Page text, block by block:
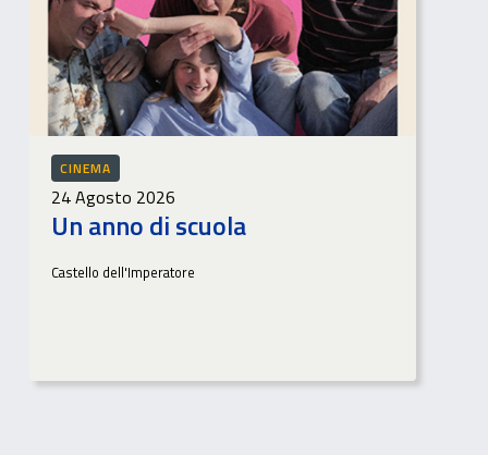
CINEMA
24 Agosto 2026
Un anno di scuola
Castello dell'Imperatore